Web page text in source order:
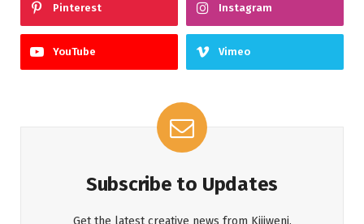
Pinterest Instagram
YouTube Vimeo
Subscribe to Updates
Get the latest creative news from Kijiweni.